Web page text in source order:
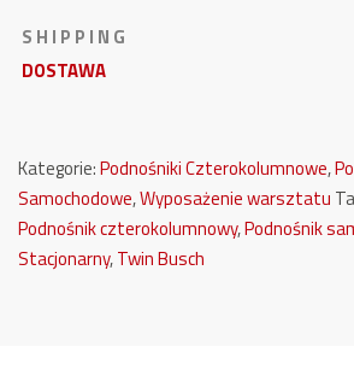
S H I P P I N G
DOSTAWA
Kategorie:Podnośniki Czterokolumnowe,
Samochodowe,Wyposażenie warsztatu
Podnośnik czterokolumnowy,Podnośnik
Stacjonarny,Twin Busch